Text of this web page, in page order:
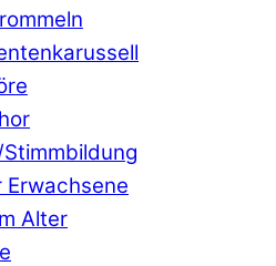
Erwachsene
Alter